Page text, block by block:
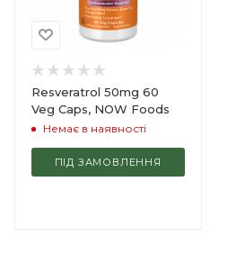
Resveratrol 50mg 60
Veg Caps, NOW Foods
Немає в наявності
ПІД ЗАМОВЛЕННЯ